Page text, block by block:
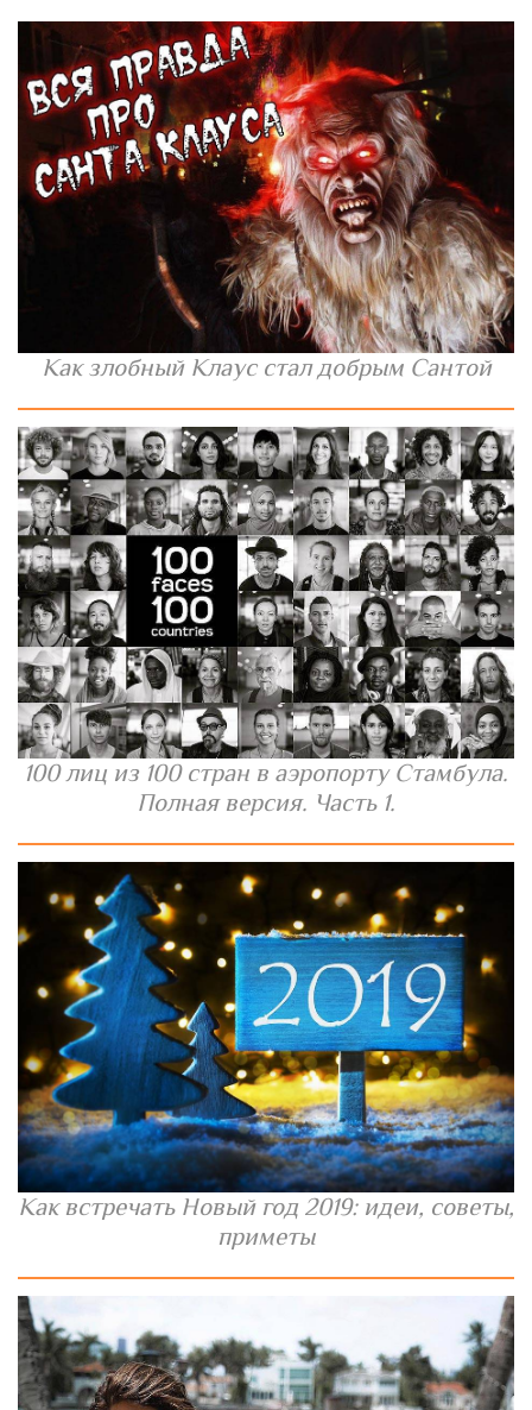
Как злобный Клаус стал добрым Сантой
100 лиц из 100 стран в аэропорту Стамбула.
Полная версия. Часть 1.
Как встречать Новый год 2019: идеи, советы,
приметы